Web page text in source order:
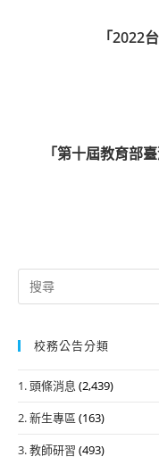
「2022
「第十屆教育部
Search
for:
校務公告分類
1. 頭條消息 (2,439)
2. 新生專區 (163)
3. 教師研習 (493)